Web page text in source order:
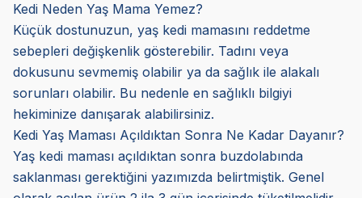
Kedi Neden Yaş Mama Yemez?
Küçük dostunuzun, yaş kedi mamasını reddetme
sebepleri değişkenlik gösterebilir. Tadını veya
dokusunu sevmemiş olabilir ya da sağlık ile alakalı
sorunları olabilir. Bu nedenle en sağlıklı bilgiyi
hekiminize danışarak alabilirsiniz.
Kedi Yaş Maması Açıldıktan Sonra Ne Kadar Dayanır?
Yaş kedi maması açıldıktan sonra buzdolabında
saklanması gerektiğini yazımızda belirtmiştik. Genel